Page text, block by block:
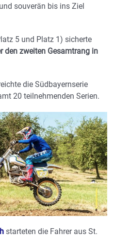
souverän bis ins Ziel
5 und Platz 1) sicherte
den zweiten Gesamtrang in
die Südbayernserie
20 teilnehmenden Serien.
starteten die Fahrer aus St.